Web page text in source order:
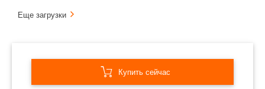
Еще загрузки
Купить сейчас